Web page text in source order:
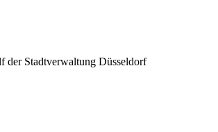
der Stadtverwaltung Düsseldorf